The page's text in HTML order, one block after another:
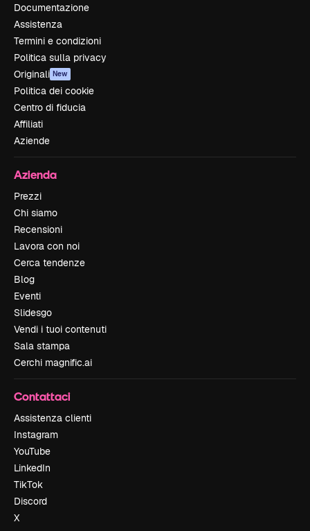
Documentazione
Assistenza
Termini e condizioni
Politica sulla privacy
Originali New
Politica dei cookie
Centro di fiducia
Affiliati
Aziende
Azienda
Prezzi
Chi siamo
Recensioni
Lavora con noi
Cerca tendenze
Blog
Eventi
Slidesgo
Vendi i tuoi contenuti
Sala stampa
Cerchi magnific.ai
Contattaci
Assistenza clienti
Instagram
YouTube
LinkedIn
TikTok
Discord
X